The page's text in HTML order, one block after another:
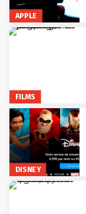
APPLE
FILMS
DISNEY